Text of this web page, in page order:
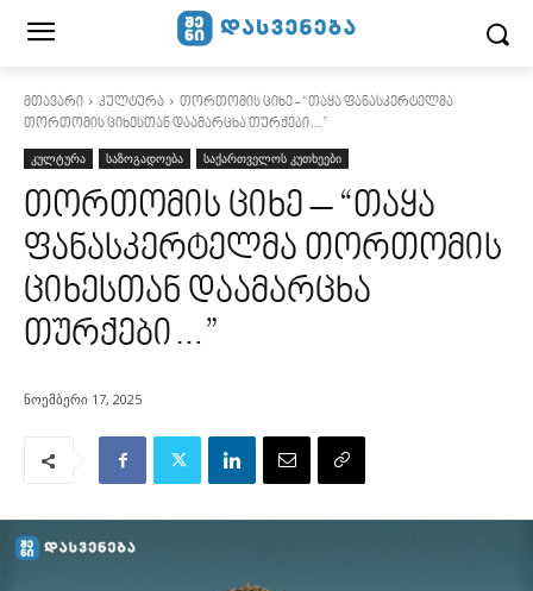
მთავარი კულტურა
თორთომის ციხე - “თაყა ფანასკერტელმა
თორთომის ციხესთან დაამარცხა თურქები…”
კულტურა საზოგადოება საქართველოს კუთხეები
თორთომის ციხე – “თაყა
ფანასკერტელმა თორთომის
ციხესთან დაამარცხა
თურქები…”
ნოემბერი 17, 2025